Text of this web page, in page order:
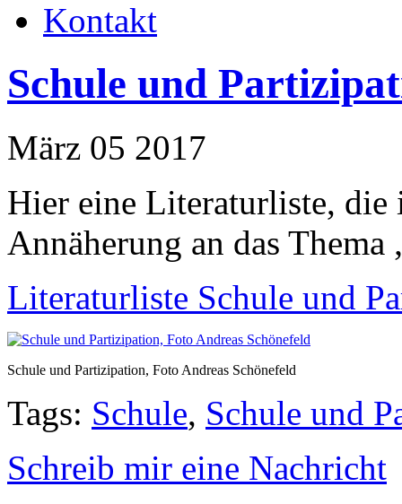
Kontakt
Schule und
März 05 2017
Hier eine Literaturliste, die
Annäherung an das
Literaturliste Schule und
Schule und Partizipation, Foto Andreas Schönefeld
Tags: Schule, Schule und
Schreib mir eine Nachricht